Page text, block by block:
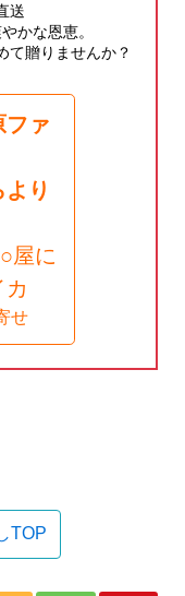
送
かな恩恵。
て贈りませんか？
ファ
り
屋に
せ
TOP